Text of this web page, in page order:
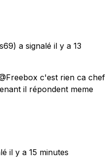
a signalé il y a 13
c'est rien ca chef
il répondent meme
il y a 15 minutes